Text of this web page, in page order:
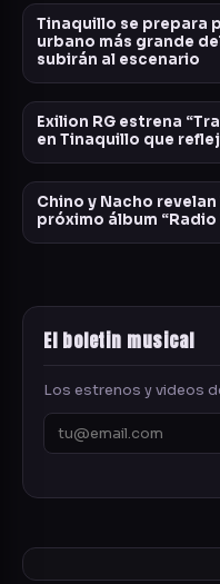
Tinaquillo se prepara
urbano más grande
subirán al escenario
Exilion RG estrena
en Tinaquillo que
Chino y Nacho
próximo álbum “Radio
El boletin musical
Los estrenos y videos